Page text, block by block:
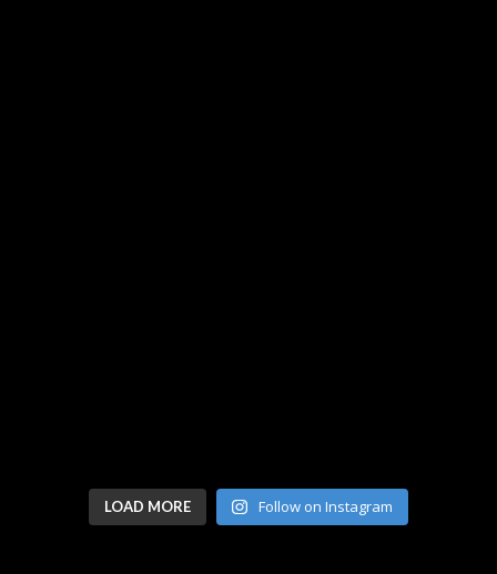
LOAD MORE Follow on Instagram